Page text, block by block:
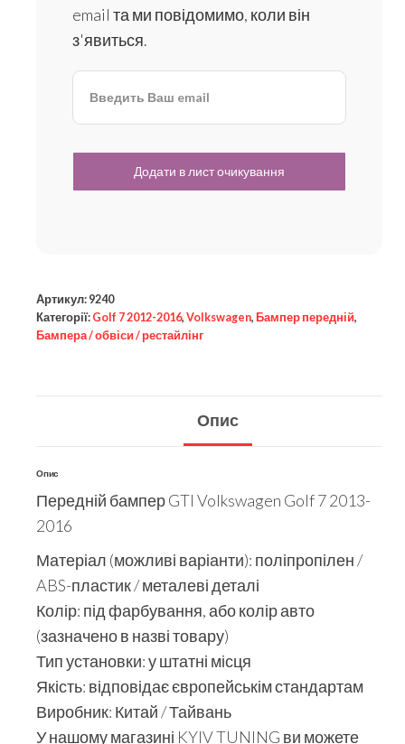
email та ми повідомимо, коли він
з'явиться.
Артикул: 9240
Категорії: Golf 7 2012-2016, Volkswagen, Бампер передній,
Бампера / обвіси / рестайлінг
Опис
Опис
Передній бампер GTI Volkswagen Golf 7 2013-
2016
Матеріал (можливі варіанти): поліпропілен /
ABS-пластик / металеві деталі
Колір: під фарбування, або колір авто
(зазначено в назві товару)
Тип установки: у штатні місця
Якість: відповідає європейськім стандартам
Виробник: Китай / Тайвань
У нашому магазині KYIV TUNING ви можете